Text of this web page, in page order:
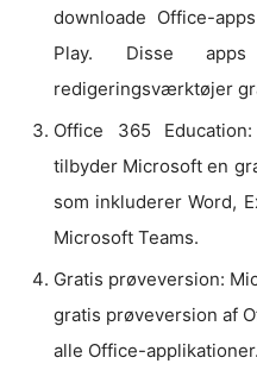
downloade Office-
Play. Disse apps
redigeringsværktøjer
Office 365
tilbyder Microsoft en
som inkluderer Word,
Microsoft Teams.
Gratis prøveversion:
gratis prøveversion af
alle Office-applikationer.